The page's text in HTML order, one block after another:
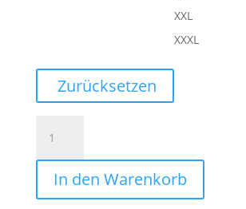
XXL
XXXL
Zurücksetzen
HOODIE
Menge
In den Warenkorb